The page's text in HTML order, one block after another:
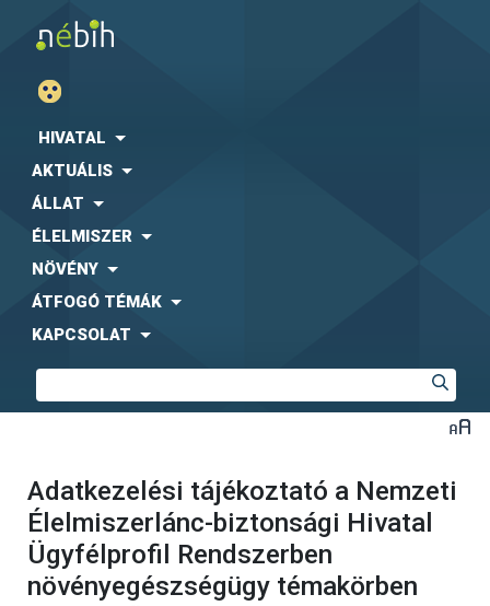
HIVATAL
AKTUÁLIS
ÁLLAT
ÉLELMISZER
NÖVÉNY
ÁTFOGÓ TÉMÁK
KAPCSOLAT
Adatkezelési tájékoztató a Nemzeti
Élelmiszerlánc-biztonsági Hivatal
Ügyfélprofil Rendszerben
növényegészségügy témakörben